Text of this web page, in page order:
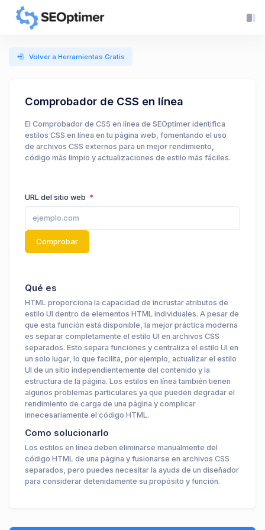
Volver a Herramientas Gratis
Comprobador de CSS en línea
El Comprobador de CSS en línea de SEOptimer identifica
estilos CSS en línea en tu página web, fomentando el uso
de archivos CSS externos para un mejor rendimiento,
código más limpio y actualizaciones de estilo más fáciles.
URL del sitio web
Comprobar
Qué es
HTML proporciona la capacidad de incrustar atributos de
estilo UI dentro de elementos HTML individuales. A pesar de
que esta función está disponible, la mejor práctica moderna
es separar completamente el estilo UI en archivos CSS
separados. Esto separa funciones y centraliza el estilo UI en
un solo lugar, lo que facilita, por ejemplo, actualizar el estilo
UI de un sitio independientemente del contenido y la
estructura de la página. Los estilos en línea también tienen
algunos problemas particulares ya que pueden degradar el
rendimiento de carga de una página y complicar
innecesariamente el código HTML.
Como solucionarlo
Los estilos en línea deben eliminarse manualmente del
código HTML de una página y fusionarse en archivos CSS
separados, pero puedes necesitar la ayuda de un diseñador
para considerar detenidamente su propósito y función.